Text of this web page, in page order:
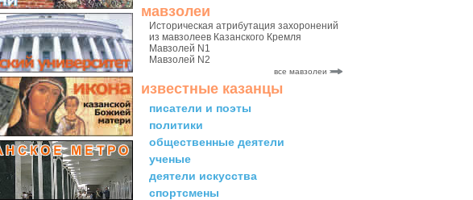
мавзолеи
Историческая атрибутация захоронений
из мавзолеев Казанского Кремля
Мавзолей N1
Мавзолей N2
все мавзолеи
известные казанцы
писатели и поэты
политики
общественные деятели
ученые
деятели искусства
спортсмены